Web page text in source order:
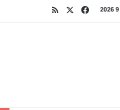
فيسبوك